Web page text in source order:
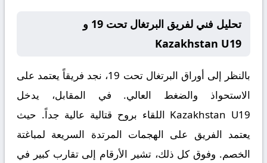
تحليل فني لفريق البرتغال تحت 19 و
Kazakhstan U19
بالنظر إلى أوراق البرتغال تحت 19
، نجد فريقاً يعتمد على
الاستحواذ والضغط العالي. في المقابل، يدخل
Kazakhstan U19 اللقاء بروح قتالية عالية جداً. حيث
يعتمد الفريق على الهجمات المرتدة السريعة لمباغتة
الخصم. وفوق كل ذلك، تشير الأرقام إلى تقارب كبير في